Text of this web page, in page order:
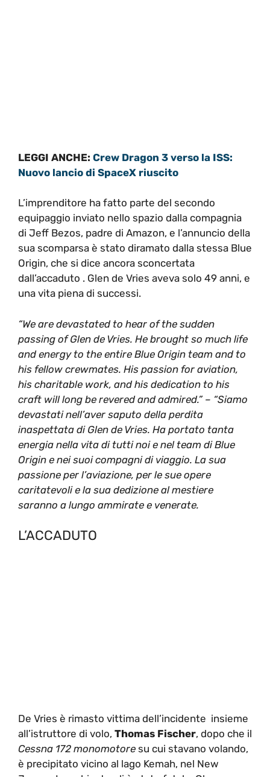
LEGGI ANCHE: Crew Dragon 3 verso la ISS:
Nuovo lancio di SpaceX riuscito
L’imprenditore ha fatto parte del secondo
equipaggio inviato nello spazio dalla compagnia
di Jeff Bezos, padre di Amazon, e l’annuncio della
sua scomparsa è stato diramato dalla stessa Blue
Origin, che si dice ancora sconcertata
dall’accaduto . Glen de Vries aveva solo 49 anni, e
una vita piena di successi.
“We are devastated to hear of the sudden
passing of Glen de Vries. He brought so much life
and energy to the entire Blue Origin team and to
his fellow crewmates. His passion for aviation,
his charitable work, and his dedication to his
craft will long be revered and admired.” – “Siamo
devastati nell’aver saputo della perdita
inaspettata di Glen de Vries. Ha portato tanta
energia nella vita di tutti noi e nel team di Blue
Origin e nei suoi compagni di viaggio. La sua
passione per l’aviazione, per le sue opere
caritatevoli e la sua dedizione al mestiere
saranno a lungo ammirate e venerate.
L’ACCADUTO
De Vries è rimasto vittima dell’incidente insieme
all’istruttore di volo, Thomas Fischer, dopo che il
Cessna 172 monomotore su cui stavano volando,
è precipitato vicino al lago Kemah, nel New